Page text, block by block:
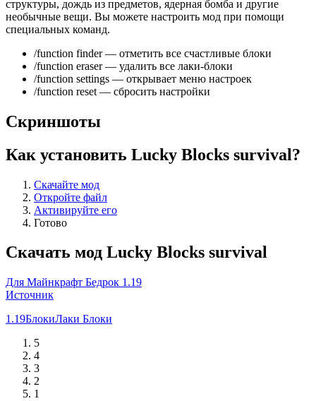
структуры, дождь из предметов, ядерная бомба и другие
необычные вещи. Вы можете настроить мод при помощи
специальных команд.
/function finder — отметить все счастливые блоки
/function eraser — удалить все лаки-блоки
/function settings — открывает меню настроек
/function reset — сбросить настройки
Скриншоты
Как установить Lucky Blocks survival?
Скачайте мод
Откройте файл
Активируйте его
Готово
Скачать мод Lucky Blocks survival
Для Майнкрафт Бедрок 1.19
Источник
1.19БлокиЛаки Блоки
5
4
3
2
1